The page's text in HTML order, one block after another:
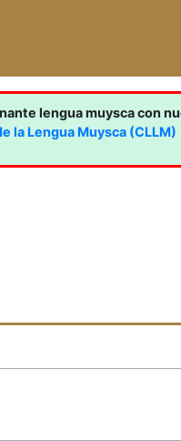
lengua muysca con
la Lengua Muysca (CLLM)